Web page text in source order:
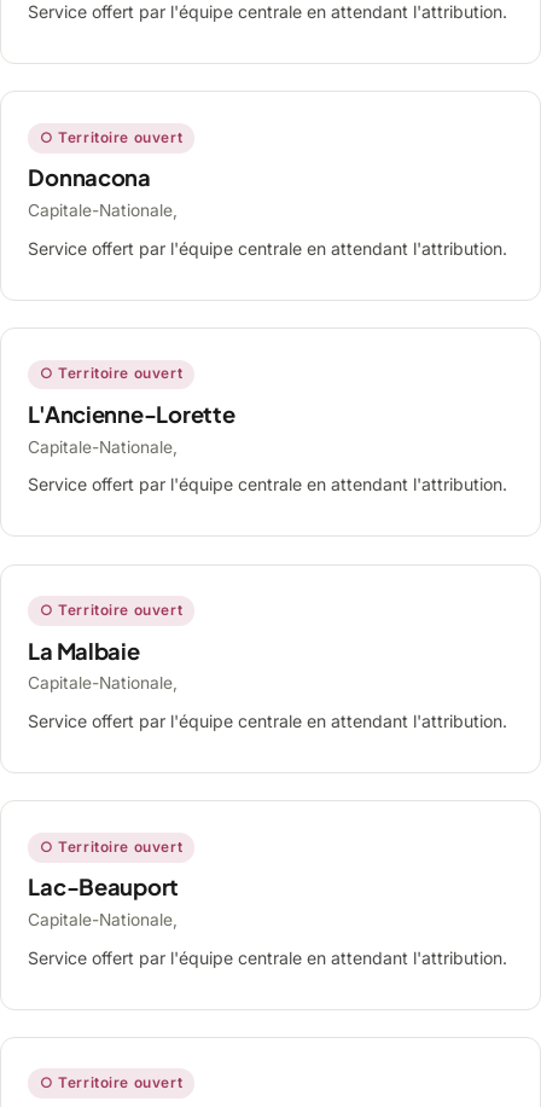
Service offert par l'équipe centrale en attendant l'attribution.
○ Territoire ouvert
Donnacona
Capitale-Nationale,
Service offert par l'équipe centrale en attendant l'attribution.
○ Territoire ouvert
L'Ancienne-Lorette
Capitale-Nationale,
Service offert par l'équipe centrale en attendant l'attribution.
○ Territoire ouvert
La Malbaie
Capitale-Nationale,
Service offert par l'équipe centrale en attendant l'attribution.
○ Territoire ouvert
Lac-Beauport
Capitale-Nationale,
Service offert par l'équipe centrale en attendant l'attribution.
○ Territoire ouvert